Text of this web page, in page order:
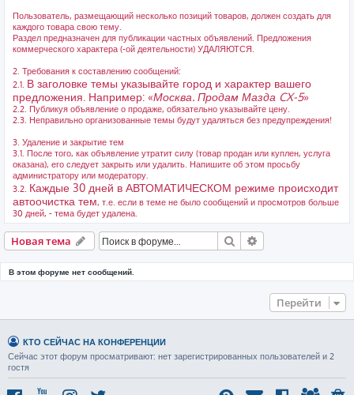
Пользователь, размещающий несколько позиций товаров, должен создать для
каждого товара свою тему.
Раздел предназначен для публикации частных объявлений. Предложения
коммерческого характера (-ой деятельности) УДАЛЯЮТСЯ.
2. Требования к составлению сообщений:
2.1. В заголовке темы указывайте город и характер вашего
предложения. Например: «Москва. Продам Мазда CX-5»
2.2. Публикуя объявление о продаже, обязательно указывайте цену.
2.3. Неправильно организованные темы будут удаляться без предупреждения!
3. Удаление и закрытие тем
3.1. После того, как объявление утратит силу (товар продан или куплен, услуга
оказана), его следует закрыть или удалить. Напишите об этом просьбу
администратору или модератору.
3.2. Каждые 30 дней в АВТОМАТИЧЕСКОМ режиме происходит
автоочистка тем, т.е. если в теме не было сообщений и просмотров больше
30 дней, - тема будет удалена.
Новая тема Поиск
В этом форуме нет сообщений.
Перейти
КТО СЕЙЧАС НА КОНФЕРЕНЦИИ
Сейчас этот форум просматривают: нет зарегистрированных пользователей и 2
гостя